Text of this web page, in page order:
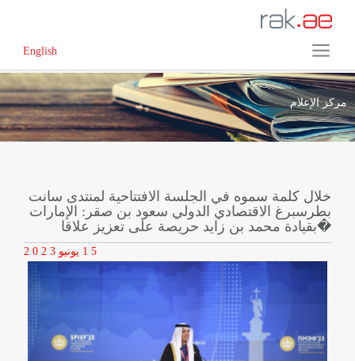
English
مركز الإعلام
خلال كلمة سموه في الجلسة الافتتاحية لمنتدى سانت
بطرسبرغ الاقتصادي الدولي سعود بن صقر: الإمارات
بقيادة محمد بن زايد حريصة على تعزيز علاقا�
2 0 2 3 1 5